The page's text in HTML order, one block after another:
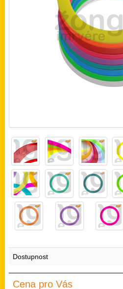
Dostupnost
Cena pro Vás